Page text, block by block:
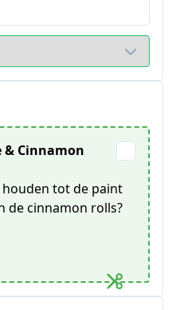
& Cinnamon
tot de paint
de cinnamon rolls?